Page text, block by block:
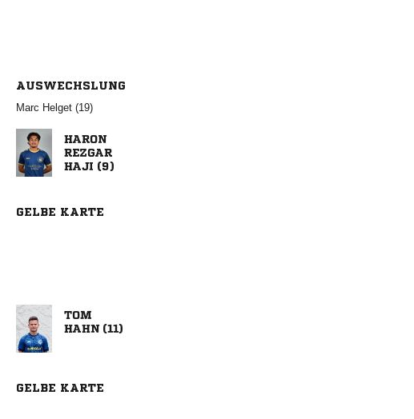
AUSWECHSLUNG
  


 
GELBE KARTE

 
GELBE KARTE